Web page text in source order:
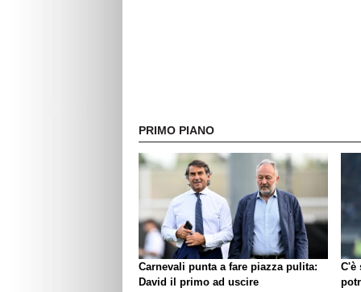
PRIMO PIANO
Carnevali punta a fare piazza pulita:
David il primo ad uscire
C'è